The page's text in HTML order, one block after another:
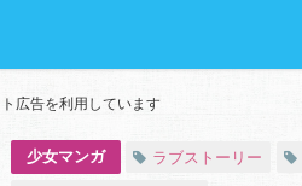
広告を利用しています
少女マンガ ラブストーリー